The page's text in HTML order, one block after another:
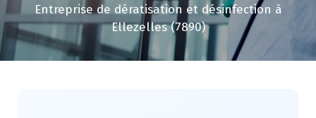
Entreprise de dératisation et désinfection à
Ellezelles (7890)